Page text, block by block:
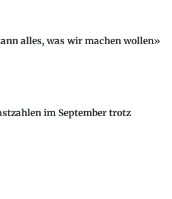
alles, was wir machen wollen»
im September trotz